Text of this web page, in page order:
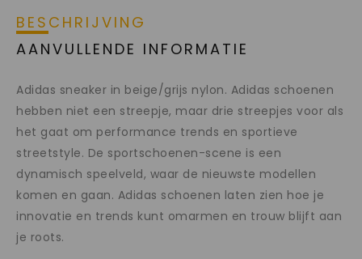
BESCHRIJVING
AANVULLENDE INFORMATIE
Adidas sneaker in beige/grijs nylon. Adidas schoenen
hebben niet een streepje, maar drie streepjes voor als
het gaat om performance trends en sportieve
streetstyle. De sportschoenen-scene is een
dynamisch speelveld, waar de nieuwste modellen
komen en gaan. Adidas schoenen laten zien hoe je
innovatie en trends kunt omarmen en trouw blijft aan
je roots.